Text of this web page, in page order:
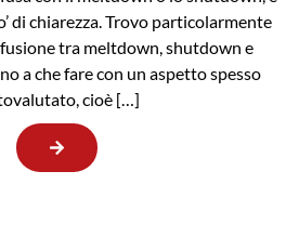
di chiarezza. Trovo particolarmente
tra meltdown, shutdown e
a che fare con un aspetto spesso
cioè […]